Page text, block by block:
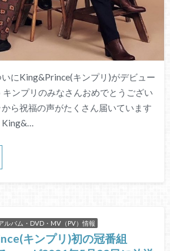
にKing&Prince(キンプリ)がデビュー
ンプリのみなさんおめでとうござい
ら祝福の声がたくさん届いています
King&…
ルバム・DVD・MV（PV）情報
キンプリ)初の冠番組